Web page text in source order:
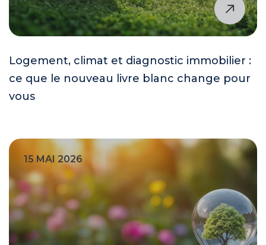
Logement, climat et diagnostic immobilier :
ce que le nouveau livre blanc change pour
vous
15 MAI 2026